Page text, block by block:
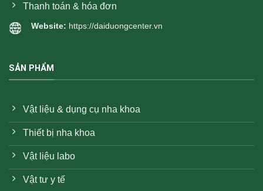
Thanh toán & hóa đơn
Website: https://daiduongcenter.vn
SẢN PHẨM
Vật liệu & dụng cụ nha khoa
Thiết bị nha khoa
Vật liệu labo
Vật tư y tế